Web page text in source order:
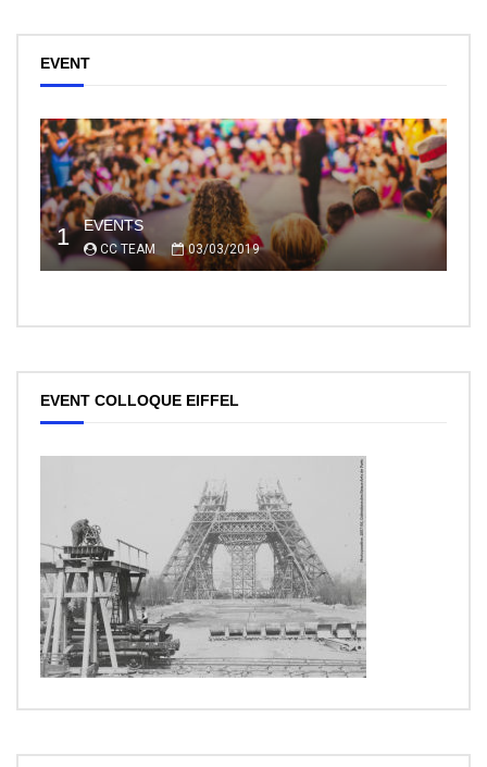
EVENT
1 EVENTS
CC TEAM 03/03/2019
EVENT COLLOQUE EIFFEL